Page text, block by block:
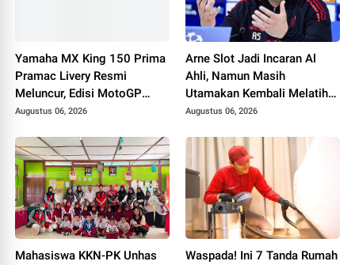
Yamaha MX King 150 Prima
Pramac Livery Resmi
Meluncur, Edisi MotoGP
Terbatas 2.000 Unit
Augustus 06, 2026
Arne Slot Jadi Incaran Al
Ahli, Namun Masih
Utamakan Kembali Melatih
di Liga Eropa
Augustus 06, 2026
Mahasiswa KKN-PK Unhas
Waspada! Ini 7 Tanda Rumah